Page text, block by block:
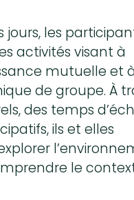
les
activités visant à
mutuelle et à
de groupe. À
des temps
ils et elles
le